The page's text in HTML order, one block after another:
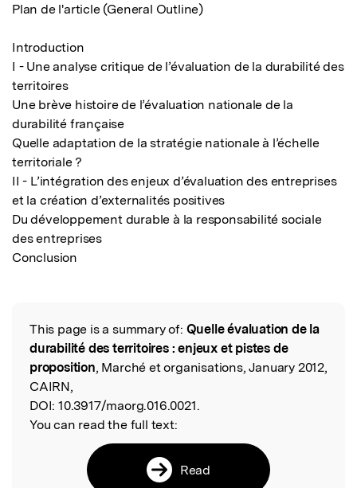
Plan de l'article (General Outline)
Introduction
I - Une analyse critique de l’évaluation de la durabilité des
territoires
Une brève histoire de l’évaluation nationale de la
durabilité française
Quelle adaptation de la stratégie nationale à l’échelle
territoriale ?
II - L’intégration des enjeux d’évaluation des entreprises
et la création d’externalités positives
Du développement durable à la responsabilité sociale
des entreprises
Conclusion
Read the Original
This page is a summary of: Quelle évaluation de la
durabilité des territoires : enjeux et pistes de
proposition, Marché et organisations, January 2012,
CAIRN,
DOI: 10.3917/maorg.016.0021.
You can read the full text:
Read